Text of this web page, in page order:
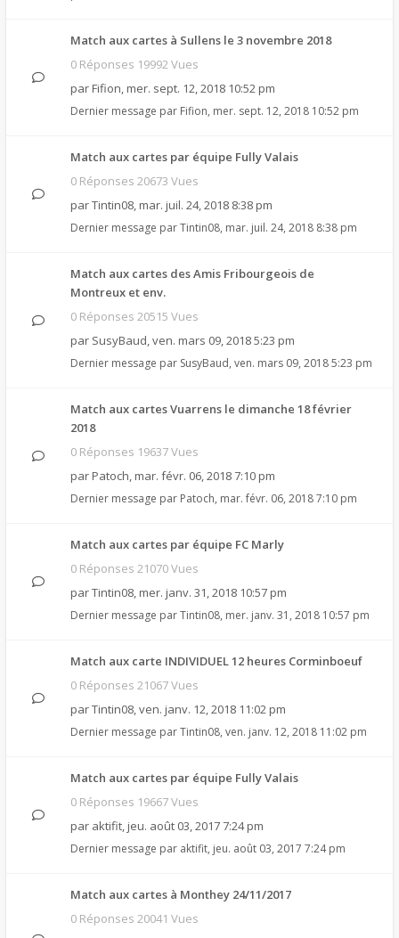
Match aux cartes à Sullens le 3 novembre 2018
0 Réponses 19992 Vues
par Fifion, mer. sept. 12, 2018 10:52 pm
Dernier message par Fifion, mer. sept. 12, 2018 10:52 pm
Match aux cartes par équipe Fully Valais
0 Réponses 20673 Vues
parTintin08, mar. juil. 24, 2018 8:38 pm
Dernier message parTintin08, mar. juil. 24, 2018 8:38 pm
Match aux cartes des Amis Fribourgeois de
Montreux et env.
0 Réponses 20515 Vues
par SusyBaud,ven. mars 09, 2018 5:23 pm
Dernier message par SusyBaud, ven. mars 09, 2018 5:23 pm
Match aux cartes Vuarrens le dimanche 18 février
2018
0 Réponses 19637 Vues
par Patoch, mar. févr. 06, 2018 7:10 pm
Dernier message par Patoch, mar. févr. 06, 2018 7:10 pm
Match aux cartes par équipe FC Marly
0 Réponses 21070 Vues
parTintin08, mer. janv. 31, 2018 10:57 pm
Dernier message parTintin08, mer. janv. 31, 2018 10:57 pm
Match aux carte INDIVIDUEL 12 heures Corminboeuf
0 Réponses 21067 Vues
parTintin08,ven. janv. 12, 2018 11:02 pm
Dernier message parTintin08, ven. janv. 12, 2018 11:02 pm
Match aux cartes par équipe Fully Valais
0 Réponses 19667 Vues
par aktifit, jeu. août 03, 2017 7:24 pm
Dernier message par aktifit, jeu. août 03, 2017 7:24 pm
Match aux cartes à Monthey 24/11/2017
0 Réponses 20041 Vues